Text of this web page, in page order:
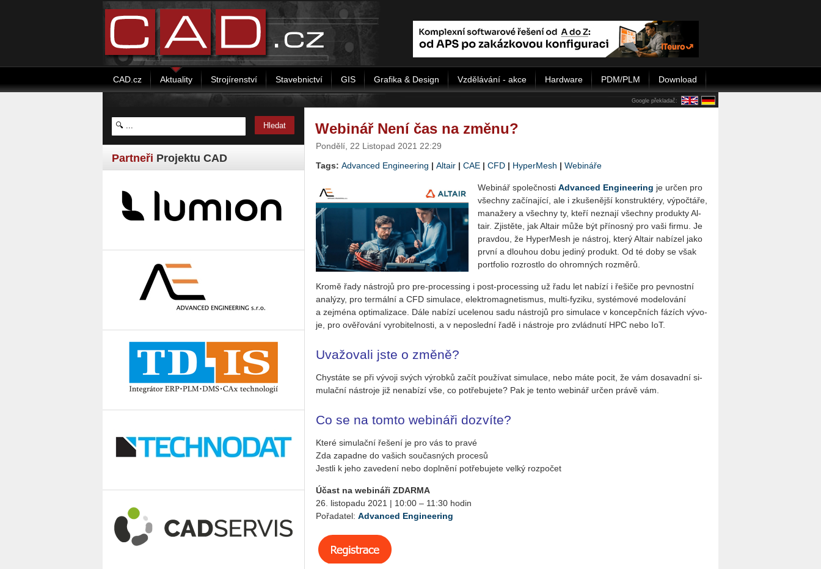
CAD.cz Aktuality Strojírenství Stavebnictví GIS Grafika & Design Vzdělávání - akce Hardware PDM/PLM Download
Google překladač:
Partneři Projektu CAD
Webinář Není čas na změnu?
Pondělí, 22 Listopad 2021 22:29
Tags: Advanced Engineering | Altair | CAE | CFD | HyperMesh | Webináře
Webi­nář spo­leč­nos­ti Advan­ced En­gi­nee­ring je určen pro
všech­ny za­čí­na­jí­cí, ale i zku­še­něj­ší kon­struk­té­ry, vý­po­čtá­ře,
ma­na­že­ry a všech­ny ty, kteří ne­zna­jí všech­ny pro­duk­ty Al­
tair. Zjis­tě­te, jak Al­tair může být pří­nos­ný pro vaši firmu. Je
prav­dou, že Hy­per­Me­sh je ná­stroj, který Al­tair na­bí­zel jako
první a dlou­hou dobu je­di­ný pro­dukt. Od té doby se však
port­fo­lio roz­rost­lo do ohrom­ných roz­mě­rů.
Kromě řady ná­stro­jů pro pre-pro­ces­sing i post-pro­ces­sing už řadu let na­bí­zí i ře­ši­če pro pev­nost­ní
ana­lý­zy, pro ter­mál­ní a CFD si­mu­la­ce, elek­tro­mag­ne­tis­mus, multi-fy­zi­ku, sys­té­mo­vé mo­de­lo­vá­ní
a zejmé­na op­ti­ma­li­za­ce. Dále na­bí­zí uce­le­nou sadu ná­stro­jů pro si­mu­la­ce v kon­cepč­ních fá­zích vý­vo­
je, pro ově­řo­vá­ní vy­ro­bi­tel­nos­ti, a v ne­po­sled­ní řadě i ná­stro­je pro zvlád­nu­tí HPC nebo IoT.
Uvažovali jste o změně?
Chys­tá­te se při vý­vo­ji svých vý­rob­ků začít po­u­ží­vat si­mu­la­ce, nebo máte pocit, že vám do­sa­vad­ní si­
mu­lač­ní ná­stro­je již ne­na­bí­zí vše, co po­tře­bu­je­te? Pak je tento webi­nář určen právě vám.
Co se na tomto webináři dozvíte?
Které si­mu­lač­ní ře­še­ní je pro vás to pravé
Zda za­pad­ne do va­šich sou­čas­ných pro­ce­sů
Jest­li k jeho za­ve­de­ní nebo do­pl­ně­ní po­tře­bu­je­te velký roz­po­čet
Účast na webi­ná­ři ZDAR­MA
26. lis­to­pa­du 2021 | 10:00 – 11:30 hodin
Po­řa­da­tel: Advan­ced En­gi­nee­ring